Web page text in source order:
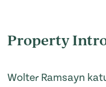
Property
Wolter Ramsayn